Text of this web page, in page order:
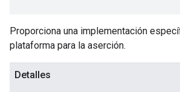
Proporciona una implementación
plataforma para la aserción.
Detalles